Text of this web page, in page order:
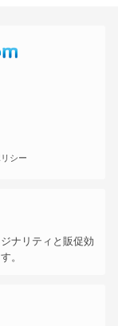
シー
ナリティと販促効
。